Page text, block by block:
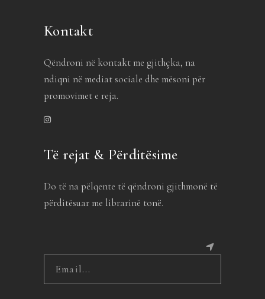
Kontakt
Qëndroni në kontakt me gjithçka, na
ndiqni në mediat sociale dhe mësoni për
promovimet e reja.
Të rejat & Përditësime
Do të na pëlqente të qëndroni gjithmonë të
përditësuar me librarinë tonë.